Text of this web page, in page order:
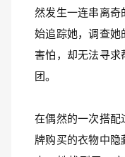
然发生一连串离奇
始追踪她，调查她
害怕，却无法寻求
团。
在偶然的一次搭配
牌购买的衣物中隐